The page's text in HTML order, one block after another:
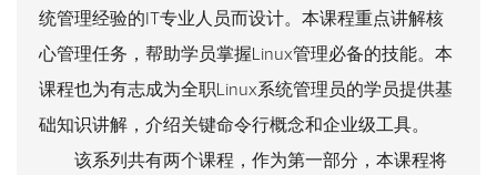
统管理经验的IT专业人员而设计。本课程重点讲解核
心管理任务，帮助学员掌握Linux管理必备的技能。本
课程也为有志成为全职Linux系统管理员的学员提供基
础知识讲解，介绍关键命令行概念和企业级工具。
该系列共有两个课程，作为第一部分，本课程将